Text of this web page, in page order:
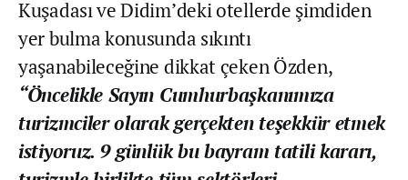
Kuşadası ve Didim’deki otellerde şimdiden
yer bulma konusunda sıkıntı
yaşanabileceğine dikkat çeken Özden,
“Öncelikle Sayın Cumhurbaşkanımıza
turizmciler olarak gerçekten teşekkür etmek
istiyoruz. 9 günlük bu bayram tatili kararı,